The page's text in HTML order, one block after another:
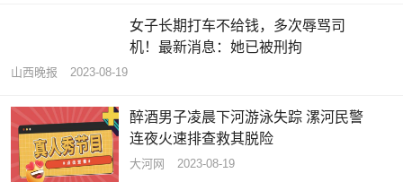
女子长期打车不给钱，多次辱骂司
机！最新消息：她已被刑拘
山西晚报 2023-08-19
醉酒男子凌晨下河游泳失踪 漯河民警
连夜火速排查救其脱险
大河网 2023-08-19